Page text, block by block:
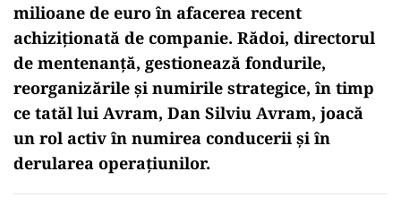
milioane de euro în afacerea recent
achiziționată de companie. Rădoi, directorul
de mentenanță, gestionează fondurile,
reorganizările și numirile strategice, în timp
ce tatăl lui Avram, Dan Silviu Avram, joacă
un rol activ în numirea conducerii și în
derularea operațiunilor.